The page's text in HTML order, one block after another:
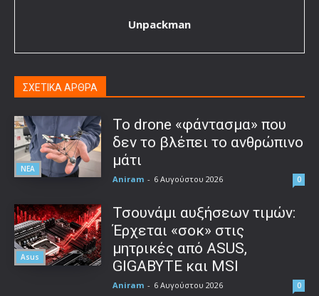
Unpackman
ΣΧΕΤΙΚΑ ΑΡΘΡΑ
ΝΕΑ
Το drone «φάντασμα» που
δεν το βλέπει το ανθρώπινο
μάτι
Aniram - 6 Αυγούστου 2026 0
Asus
Τσουνάμι αυξήσεων τιμών:
Έρχεται «σοκ» στις
μητρικές από ASUS,
GIGABYTE και MSI
Aniram - 6 Αυγούστου 2026 0